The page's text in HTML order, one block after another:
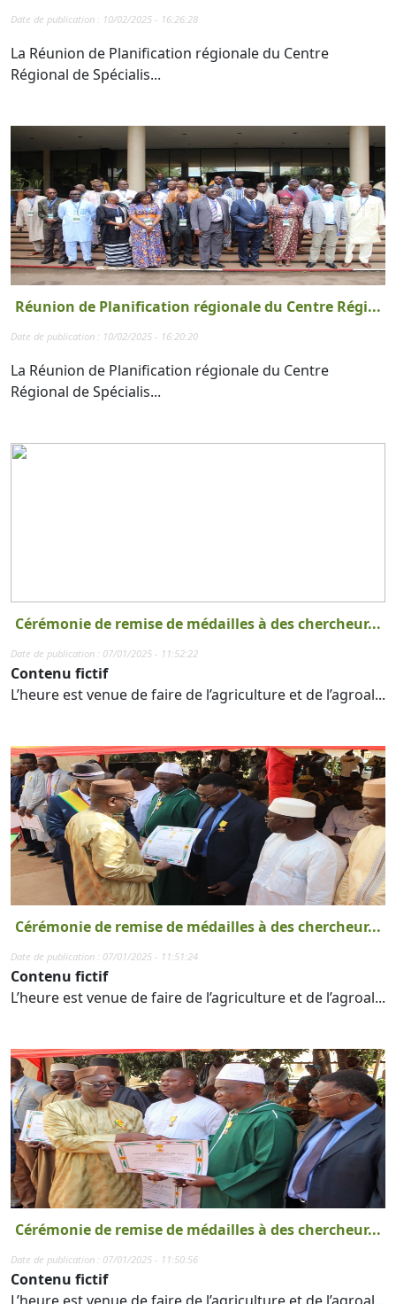
Date de publication : 10/02/2025 - 16:26:28
La Réunion de Planification régionale du Centre
Régional de Spécialis...
Réunion de Planification régionale du Centre Régi...
Date de publication : 10/02/2025 - 16:20:20
La Réunion de Planification régionale du Centre
Régional de Spécialis...
Cérémonie de remise de médailles à des chercheur...
Date de publication : 07/01/2025 - 11:52:22
Contenu fictif
L’heure est venue de faire de l’agriculture et de l’agroal...
Cérémonie de remise de médailles à des chercheur...
Date de publication : 07/01/2025 - 11:51:24
Contenu fictif
L’heure est venue de faire de l’agriculture et de l’agroal...
Cérémonie de remise de médailles à des chercheur...
Date de publication : 07/01/2025 - 11:50:56
Contenu fictif
L’heure est venue de faire de l’agriculture et de l’agroal...